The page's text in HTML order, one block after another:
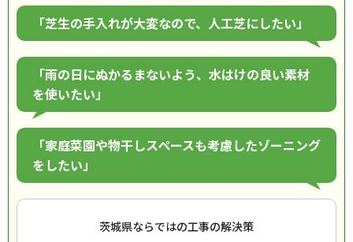
「芝生の手入れが大変なので、人工芝にしたい」
「雨の日にぬかるまないよう、水はけの良い素材
を使いたい」
「家庭菜園や物干しスペースも考慮したゾーニング
をしたい」
茨城県ならではの工事の解決策